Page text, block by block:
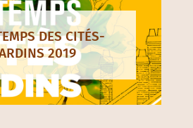
DES CITÉS-
2019